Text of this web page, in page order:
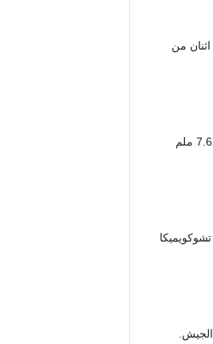
من
وبعد المواجهة، عثر الجنود على بندقية من طراز AK-47 وخمس طلقات من الذخيرة الخاصة عيار 7.62 ملم